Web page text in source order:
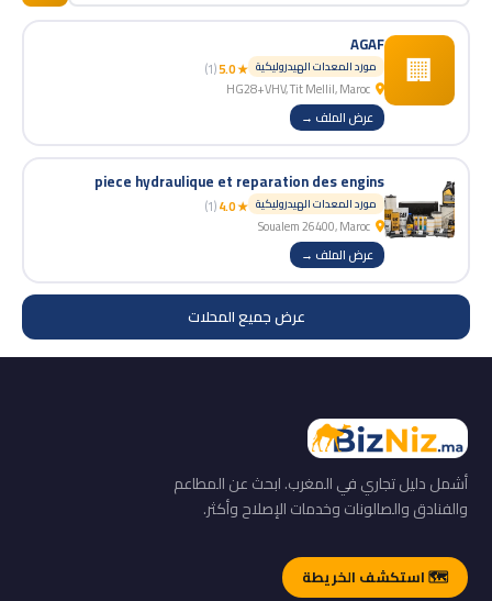
🏢
AGAF
مورد المعدات الهيدروليكية ★ 5.0
(1)
عرض الملف →
piece hydraulique et reparation des engins
مورد المعدات الهيدروليكية ★ 4.0
(1)
عرض الملف →
عرض جميع المحلات
أشمل دليل تجاري في المغرب. ابحث عن المطاعم
والفنادق والصالونات وخدمات الإصلاح وأكثر.
🗺️ استكشف الخريطة